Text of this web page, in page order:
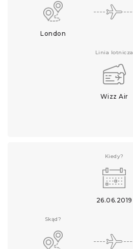
London
Linia lotnicza
Wizz Air
Kiedy?
26.06.2019
Skąd?